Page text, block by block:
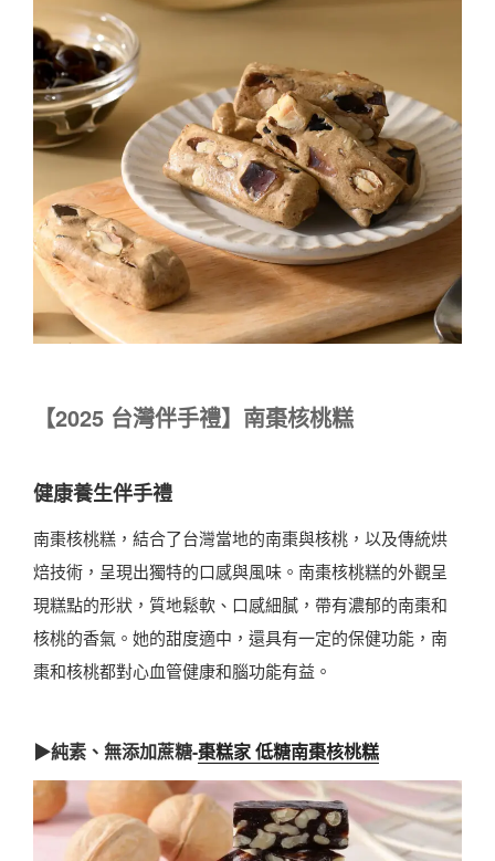
【2025 台灣伴手禮】南棗核桃糕
健康養生伴手禮
南棗核桃糕，結合了台灣當地的南棗與核桃，以及傳統烘
焙技術，呈現出獨特的口感與風味。南棗核桃糕的外觀呈
現糕點的形狀，質地鬆軟、口感細膩，帶有濃郁的南棗和
核桃的香氣。她的甜度適中，還具有一定的保健功能，南
棗和核桃都對心血管健康和腦功能有益。
▶純素、無添加蔗糖-棗糕家 低糖南棗核桃糕